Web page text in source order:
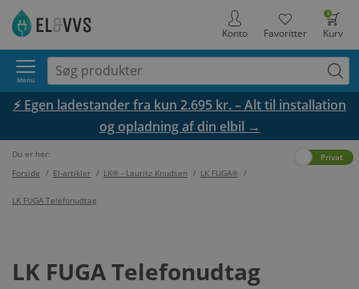
0
Kurv
Favoritter
Konto
Menu
⚡ Egen ladestander fra kun 2.695 kr. – Alt til installation
og opladning af din elbil →
Du er her:
Forside / El-artikler / LK® - Lauritz Knudsen / LK FUGA® /
LK FUGA Telefonudtag
Privat
LK FUGA Telefonudtag